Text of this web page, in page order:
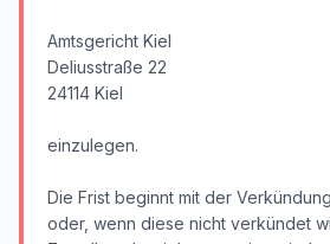
Amtsgericht Kiel
Deliusstraße 22
24114 Kiel
einzulegen.
Die Frist beginnt mit der
oder, wenn diese nicht verkündet